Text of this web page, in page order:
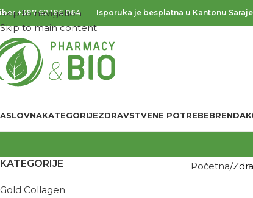
Skip to navigation
Skip to main content
+387 62 186 064 Isporuka je besplatna u Kantonu
KATEGORIJEZDRAVSTVENE POTREBEBREND
KATEGORIJE
Gold Collagen
Početna